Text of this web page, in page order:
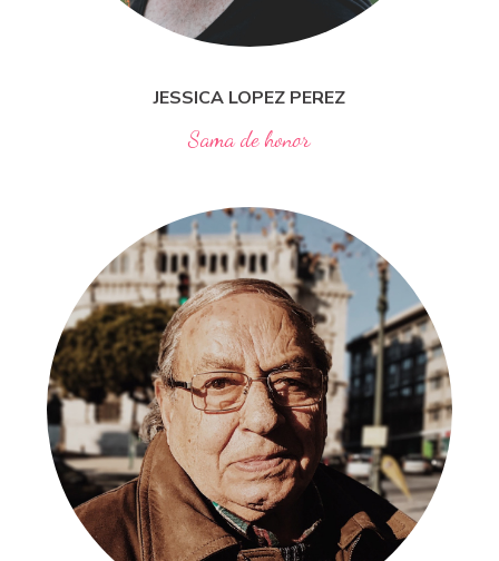
JESSICA LOPEZ PEREZ
Sama de honor